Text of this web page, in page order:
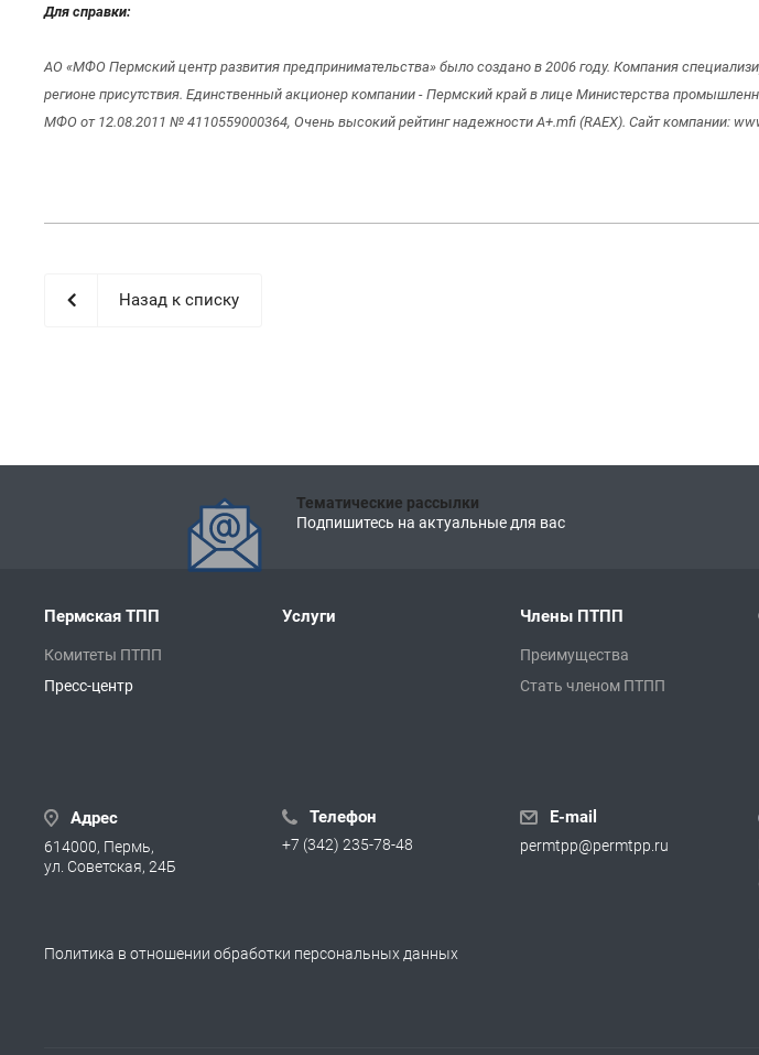
Для справки:
АО «МФО Пермский центр развития предпринимательства» было создано в 2006 году. Компания
регионе присутствия. Единственный акционер компании - Пермский край в лице Министерства
МФО от 12.08.2011 № 4110559000364, Очень высокий рейтинг надежности A+.mfi (RAEX). Сайт компании:
Назад к списку
Тематические рассылки
Подпишитесь на актуальные для вас
Пермская ТПП
Комитеты ПТПП
Пресс-центр
Услуги Члены ПТПП
Преимущества
Стать членом ПТПП
Адрес
614000, Пермь,
ул. Советская, 24Б
Телефон
+7 (342) 235-78-48
E-mail
permtpp@permtpp.ru
Политика в отношении обработки персональных данных